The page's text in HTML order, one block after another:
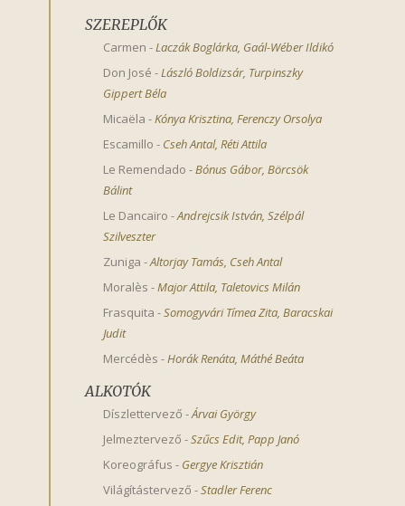
SZEREPLŐK
Carmen -Laczák Boglárka, Gaál-Wéber Ildikó
Don José -László Boldizsár, Turpinszky
Gippert Béla
Micaëla -Kónya Krisztina, Ferenczy Orsolya
Escamillo - Cseh Antal, Réti Attila
Le Remendado -Bónus Gábor, Börcsök
Bálint
Le Dancaïro -Andrejcsik István, Szélpál
Szilveszter
Zuniga -Altorjay Tamás, Cseh Antal
Moralès -Major Attila, Taletovics Milán
Frasquita -Somogyvári Tímea Zita, Baracskai
Judit
Mercédès -Horák Renáta, Máthé Beáta
ALKOTÓK
Díszlettervező -Árvai György
Jelmeztervező -Szűcs Edit, Papp Janó
Koreográfus - Gergye Krisztián
Világítástervező -Stadler Ferenc